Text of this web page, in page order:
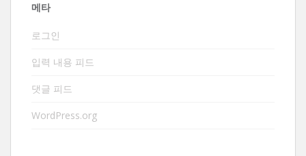
메타
로그인
입력 내용 피드
댓글 피드
WordPress.org